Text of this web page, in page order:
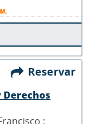
Reservar
Derechos
;